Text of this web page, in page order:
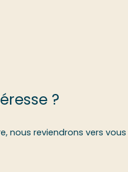
?
nous reviendrons vers